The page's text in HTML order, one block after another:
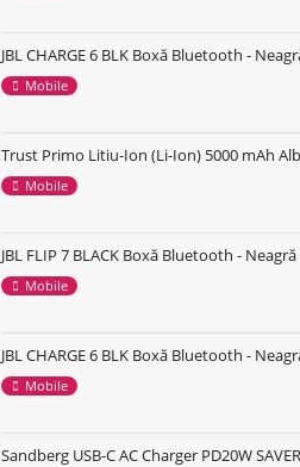
JBL CHARGE 6 BLK Boxă Bluetooth -
Mobile
Trust Primo Litiu-Ion (Li-Ion) 5000 mAh Alb
Mobile
JBL FLIP 7 BLACK Boxă Bluetooth - Neagră
Mobile
JBL CHARGE 6 BLK Boxă Bluetooth -
Mobile
Sandberg USB-C AC Charger PD20W SAVER